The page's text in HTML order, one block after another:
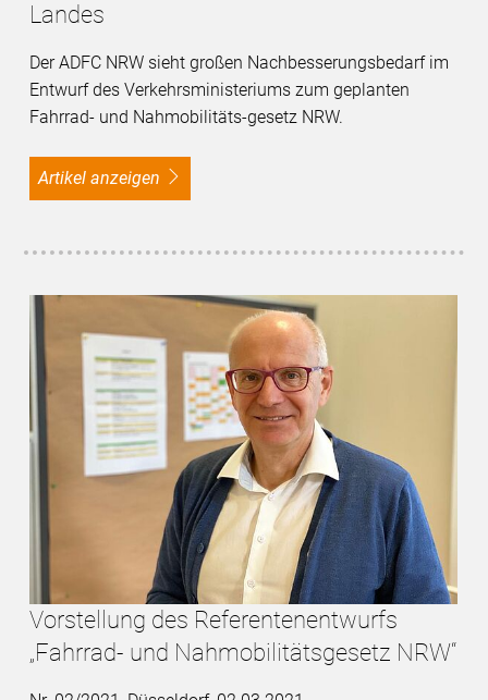
Landes
Der ADFC NRW sieht großen Nachbesserungsbedarf im
Entwurf des Verkehrsministeriums zum geplanten
Fahrrad- und Nahmobilitäts-gesetz NRW.
Artikel anzeigen
Vorstellung des Referentenentwurfs
„Fahrrad- und Nahmobilitätsgesetz NRW“